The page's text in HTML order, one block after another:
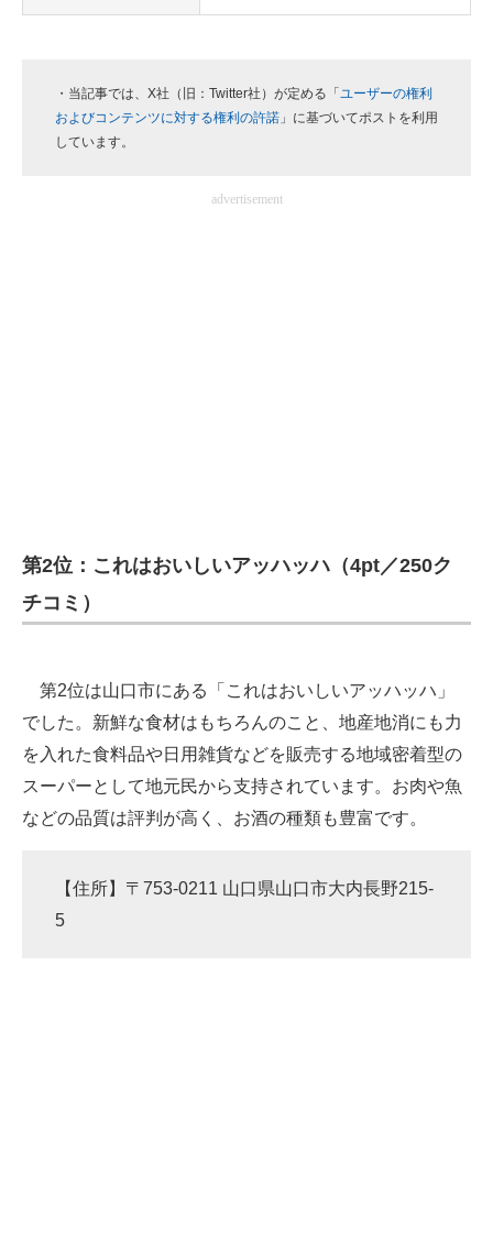
・当記事では、X社（旧：Twitter社）が定める「 ユーザーの権利
およびコンテンツに対する権利の許諾 」に基づいてポストを利用
しています。
advertisement
第2位：これはおいしいアッハッハ（4pt／250ク
チコミ）
第2位は山口市にある「これはおいしいアッハッハ」
でした。新鮮な食材はもちろんのこと、地産地消にも力
を入れた食料品や日用雑貨などを販売する地域密着型の
スーパーとして地元民から支持されています。お肉や魚
などの品質は評判が高く、お酒の種類も豊富です。
【住所】〒753-0211 山口県山口市大内長野215-
5